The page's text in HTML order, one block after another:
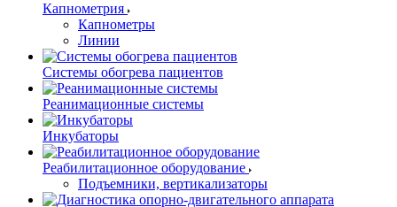
Капнометрия
Капнометры
Линии
Системы обогрева пациентов
Реанимационные системы
Инкубаторы
Реабилитационное оборудование
Подъемники, вертикализаторы